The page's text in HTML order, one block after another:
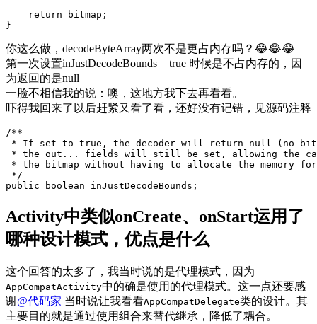
return
bitmap ;
}
你这么做，decodeByteArray两次不是更占内存吗？😂😂😂
第一次设置inJustDecodeBounds = true 时候是不占内存的，因
为返回的是null
一脸不相信我的说：噢，这地方我下去再看看。
吓得我回来了以后赶紧又看了看，还好没有记错，见源码注释
/**
* If set to true, the decoder will return null (no
* the out... fields will still be set, allowing the
* the bitmap without having to allocate the memory
*/
public
boolean inJustDecodeBounds ;
Activity中类似onCreate、onStart运用了
哪种设计模式，优点是什么
这个回答的太多了，我当时说的是代理模式，因为
AppCompatActivity中的确是使用的代理模式。这一点还要感
谢@代码家 当时说让我看看AppCompatDelegate类的设计。其
主要目的就是通过使用组合来替代继承，降低了耦合。